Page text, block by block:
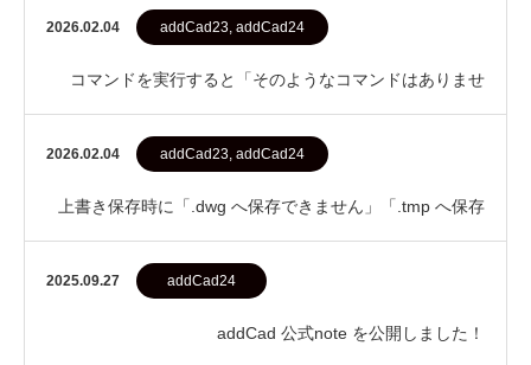
2026.02.04 addCad23, addCad24
コマンドを実行すると「そのようなコマンドはありませ
ん」と表示されて動かない
2026.02.04 addCad23, addCad24
上書き保存時に「.dwg へ保存できません」「.tmp へ保存
2025.09.27 addCad24
addCad 公式note を公開しました！